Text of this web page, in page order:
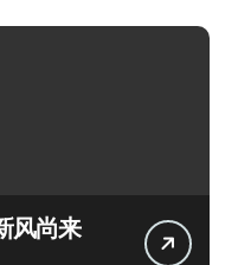
风尚来